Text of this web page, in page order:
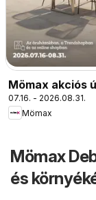
Mömax akciós
07.16. - 2026.08.31.
Mömax
Mömax
és